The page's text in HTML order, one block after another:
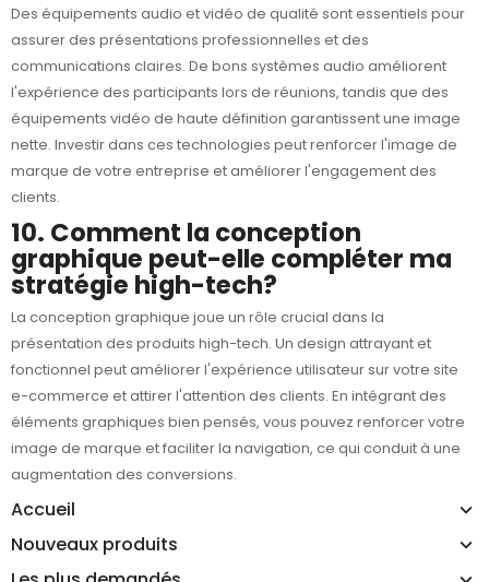
Accueil
Nouveaux produits
Des équipements audio et vidéo de qualité sont essentiels pour
assurer des présentations professionnelles et des
communications claires. De bons systèmes audio améliorent
l'expérience des participants lors de réunions, tandis que des
équipements vidéo de haute définition garantissent une image
nette. Investir dans ces technologies peut renforcer l'image de
marque de votre entreprise et améliorer l'engagement des
clients.
10. Comment la conception
graphique peut-elle compléter ma
stratégie high-tech?
La conception graphique joue un rôle crucial dans la
présentation des produits high-tech. Un design attrayant et
fonctionnel peut améliorer l'expérience utilisateur sur votre site
e-commerce et attirer l'attention des clients. En intégrant des
éléments graphiques bien pensés, vous pouvez renforcer votre
image de marque et faciliter la navigation, ce qui conduit à une
augmentation des conversions.